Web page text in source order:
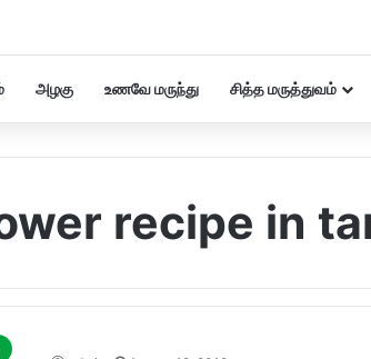
அழகு உணவே மருந்து சித்த மருத்துவம்
recipe in